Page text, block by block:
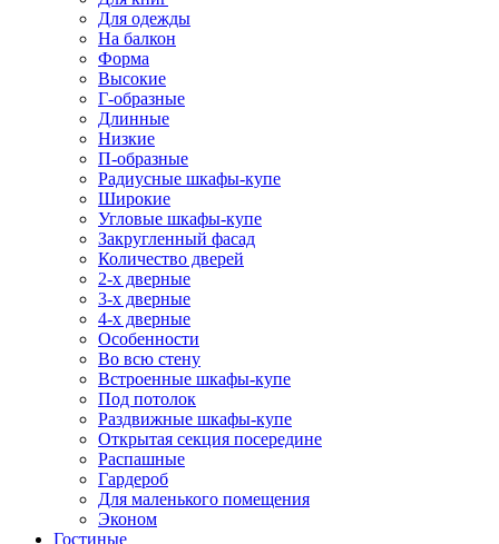
Для одежды
На балкон
Форма
Высокие
Г-образные
Длинные
Низкие
П-образные
Радиусные шкафы-купе
Широкие
Угловые шкафы-купе
Закругленный фасад
Количество дверей
2-х дверные
3-х дверные
4-х дверные
Особенности
Во всю стену
Встроенные шкафы-купе
Под потолок
Раздвижные шкафы-купе
Открытая секция посередине
Распашные
Гардероб
Для маленького помещения
Эконом
Гостиные